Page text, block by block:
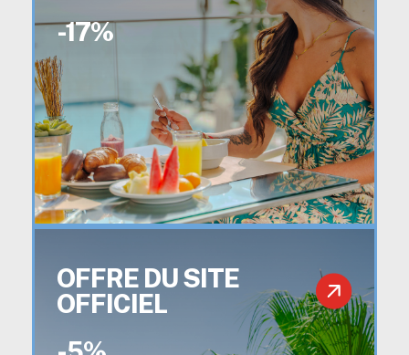
-17%
OFFRE DU SITE
OFFICIEL